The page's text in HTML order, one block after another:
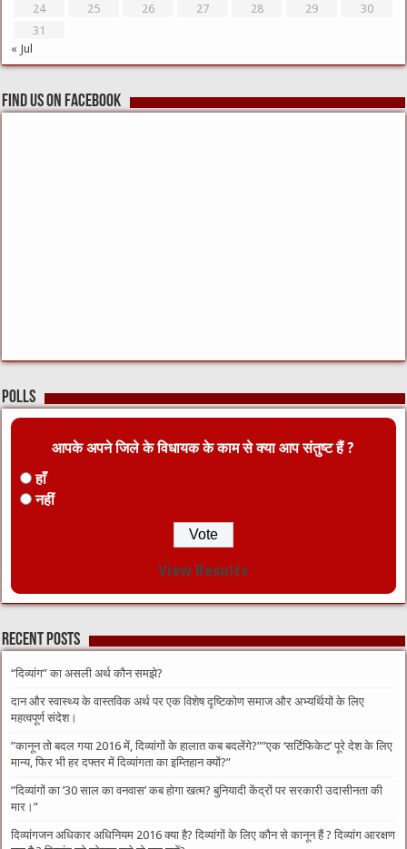
24
25 26 27 28 29
30
31
« Jul
Find us on Facebook
Polls
आपके अपने जिले के विधायक के काम से क्या आप संतुष्ट हैं ?
हाँ
नहीं
View Results
Recent Posts
“दिव्यांग” का असली अर्थ कौन समझे?
दान और स्वास्थ्य के वास्तविक अर्थ पर एक विशेष दृष्टिकोण समाज और अभ्यर्थियों के लिए
महत्वपूर्ण संदेश।
​”कानून तो बदल गया 2016 में, दिव्यांगों के हालात कब बदलेंगे?”​”एक ‘सर्टिफिकेट’ पूरे देश के लिए
मान्य, फिर भी हर दफ्तर में दिव्यांगता का इम्तिहान क्यों?”
​”दिव्यांगों का ’30 साल का वनवास’ कब होगा खत्म? बुनियादी केंद्रों पर सरकारी उदासीनता की
मार।”
दिव्यांगजन अधिकार अधिनियम 2016 क्या है? दिव्यांगों के लिए कौन से कानून हैं ? दिव्यांग आरक्षण